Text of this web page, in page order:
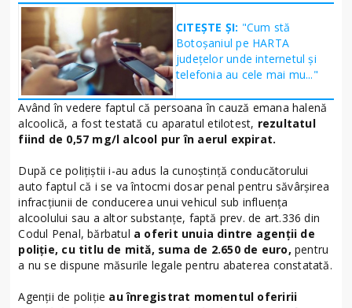
CITEȘTE ȘI: "Cum stă
Botoșaniul pe HARTA
județelor unde internetul și
telefonia au cele mai mu..."
Având în vedere faptul că persoana în cauză emana halenă
alcoolică, a fost testată cu aparatul etilotest, rezultatul
fiind de 0,57 mg/l alcool pur în aerul expirat.
După ce polițiștii i-au adus la cunoștință conducătorului
auto faptul că i se va întocmi dosar penal pentru săvârșirea
infracțiunii de conducerea unui vehicul sub influența
alcoolului sau a altor substanțe, faptă prev. de art.336 din
Codul Penal, bărbatul a oferit unuia dintre agenții de
poliție, cu titlu de mită, suma de 2.650 de euro, pentru
a nu se dispune măsurile legale pentru abaterea constatată.
Agenții de poliție au înregistrat momentul oferirii